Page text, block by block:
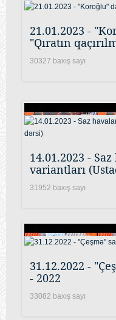
21.01.2023 -
"Qıratın
30327 baxış sayı
14.01.2023 -
variantları
31952 baxış sayı
31.12.2022 -
- 2022
33082 baxış sayı